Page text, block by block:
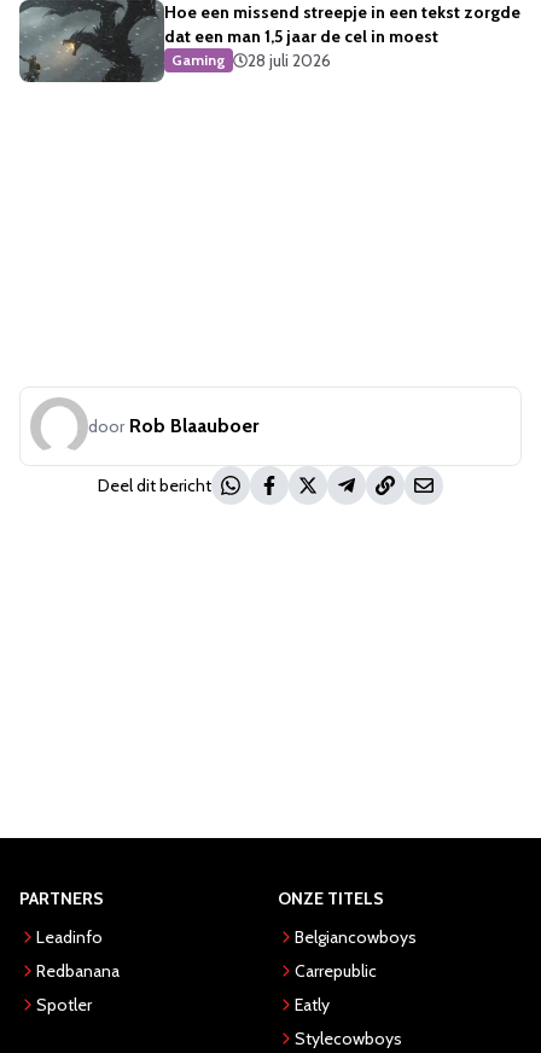
Hoe een missend streepje in een tekst zorgde
dat een man 1,5 jaar de cel in moest
Gaming 28 juli 2026
door Rob Blaauboer
Deel dit bericht
PARTNERS
Leadinfo
Redbanana
Spotler
ONZE TITELS
Belgiancowboys
Carrepublic
Eatly
Stylecowboys